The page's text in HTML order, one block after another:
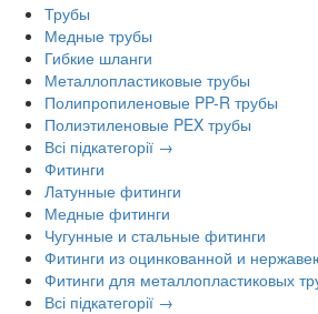
Трубы
Медные трубы
Гибкие шланги
Металлопластиковые трубы
Полипропиленовые PP-R трубы
Полиэтиленовые PEX трубы
Всі підкатегорії →
Фитинги
Латунные фитинги
Медные фитинги
Чугунные и стальные фитинги
Фитинги из оцинкованной и
Фитинги для металлопластиковых
Всі підкатегорії →